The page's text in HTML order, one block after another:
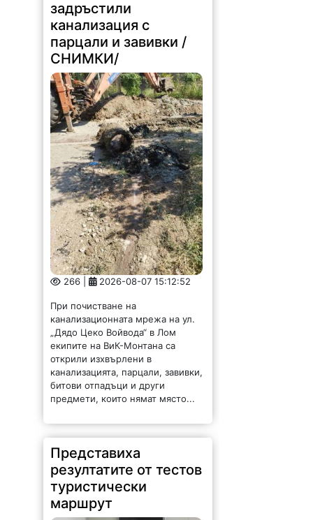
266 | 2026-08-07 15:12:52
При почистване на
канализационната мрежа на ул.
„Дядо Цеко Войвода“ в Лом
екипите на ВиК-Монтана са
канализацията, парцали, завивки,
битови отпадъци и други
предмети, които нямат място...
Представиха
резултатите от тестов
туристически
маршрут